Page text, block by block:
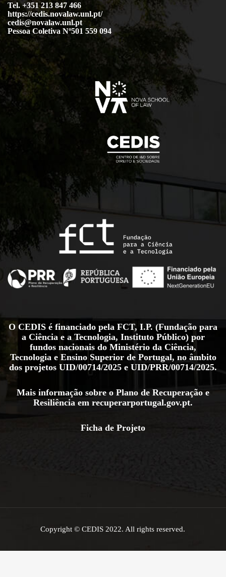
Tel. +351 213 847 466
https://cedis.novalaw.unl.pt/
cedis@novalaw.unl.pt
Pessoa Coletiva Nº501 559 094
O CEDIS é financiado pela FCT, I.P. (Fundação para
a Ciência e a Tecnologia, Instituto Público) por
fundos nacionais do Ministério da Ciência,
Tecnologia e Ensino Superior de Portugal, no âmbito
dos projetos UID/00714/2025 e UID/PRR/00714/2025.
Mais informação sobre o Plano de Recuperação e
Resiliência em recuperarportugal.gov.pt.
Ficha de Projeto
Copyright © CEDIS 2022. All rights reserved.